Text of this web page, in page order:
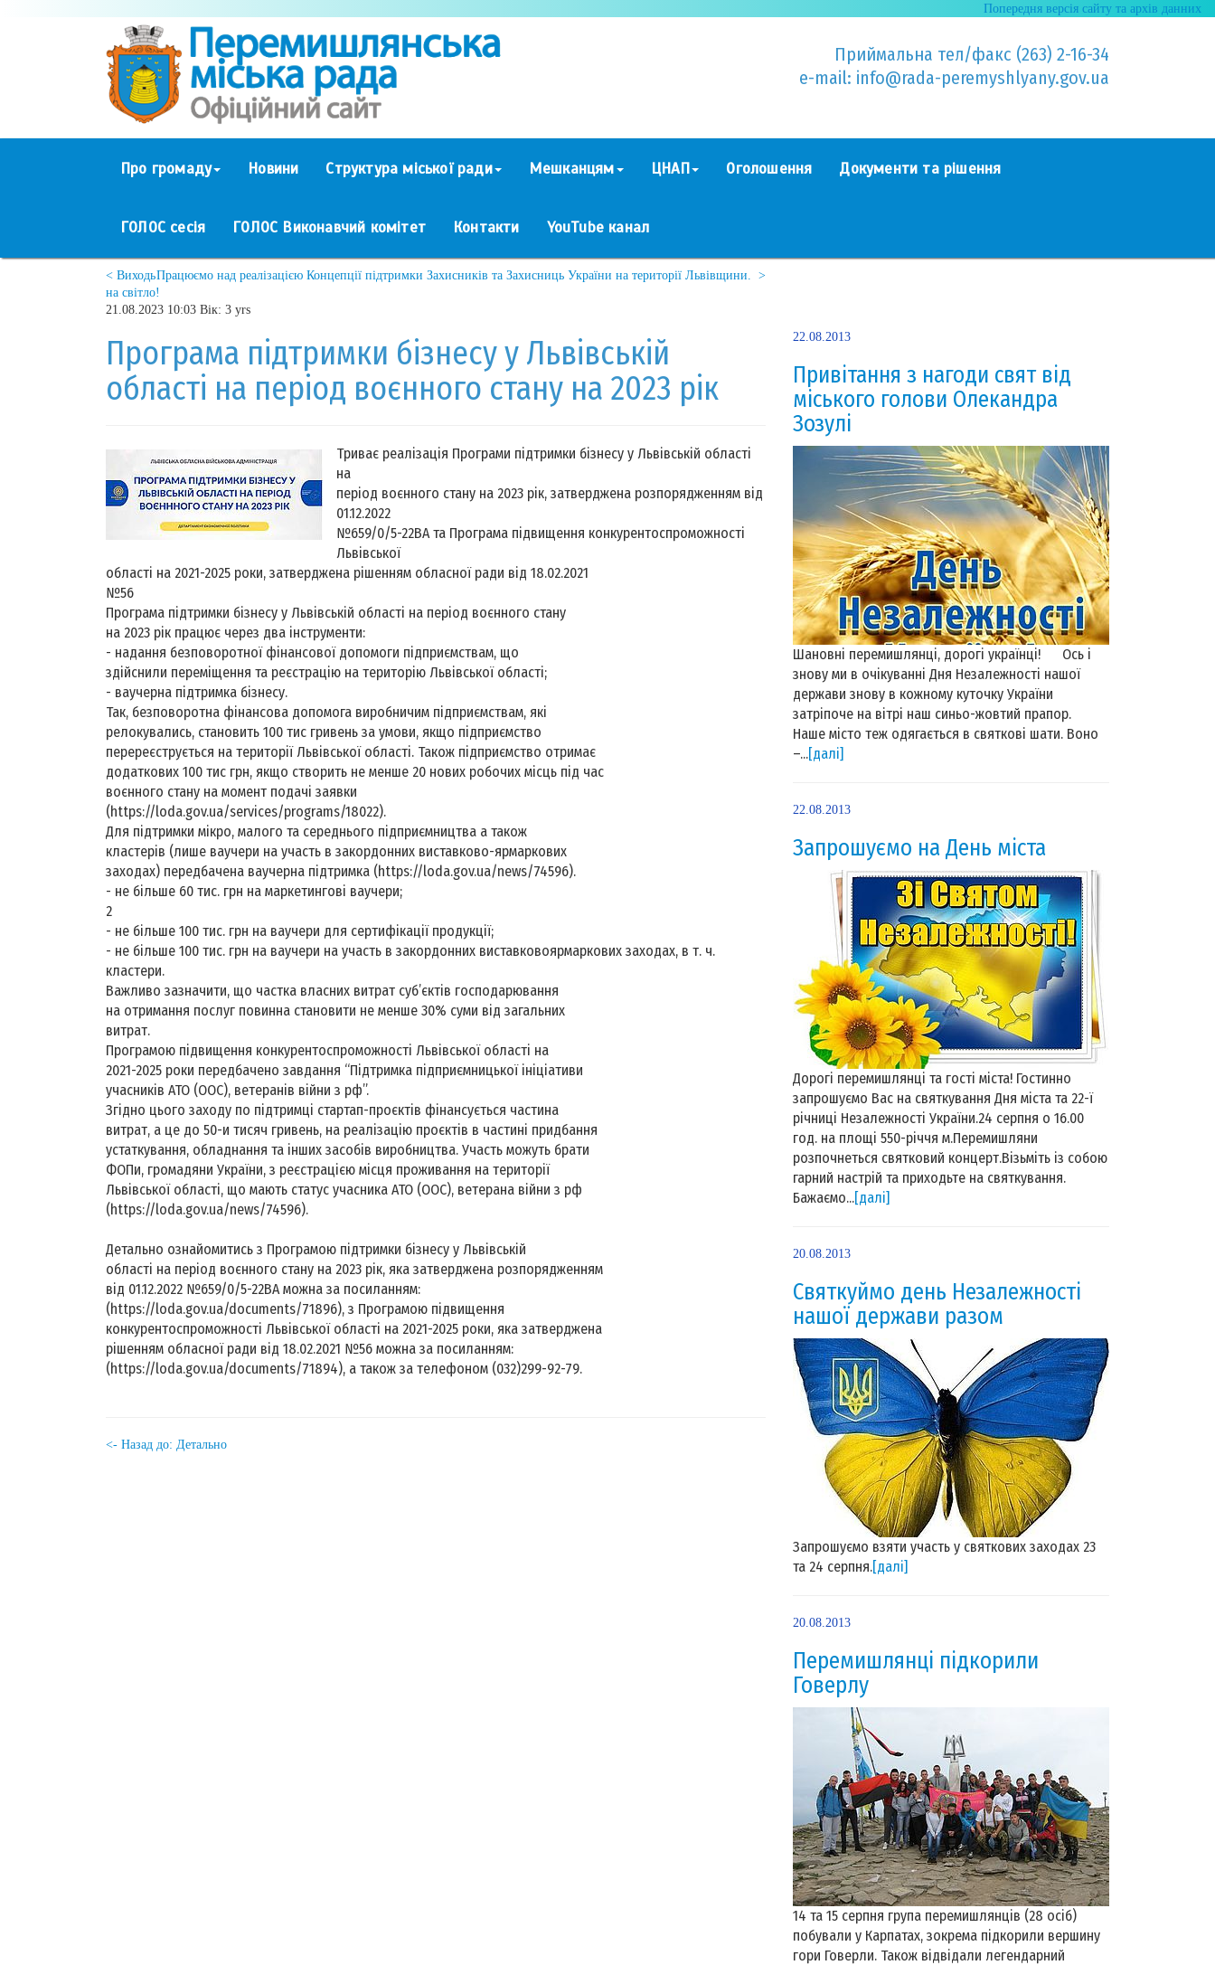
Попередня версія сайту та архів данних
Приймальна тел/факс (263) 2-16-34
e-mail: info@rada-peremyshlyany.gov.ua
Про громаду Новини Структура міської ради Мешканцям ЦНАП Оголошення Документи та рішення
ГОЛОС сесія ГОЛОС Виконавчий комітет Контакти YouTube канал
Працюємо над реалізацією Концепції підтримки Захисників та Захисниць України на території Львівщини. >
< Виходь
на світло!
21.08.2023 10:03 Вік: 3 yrs
Програма підтримки бізнесу у Львівській
області на період воєнного стану на 2023 рік
Триває реалізація Програми підтримки бізнесу у Львівській області
на
період воєнного стану на 2023 рік, затверджена розпорядженням від
01.12.2022
№659/0/5-22ВА та Програма підвищення конкурентоспроможності
Львівської
області на 2021-2025 роки, затверджена рішенням обласної ради від 18.02.2021
№56
Програма підтримки бізнесу у Львівській області на період воєнного стану
на 2023 рік працює через два інструменти:
- надання безповоротної фінансової допомоги підприємствам, що
здійснили переміщення та реєстрацію на територію Львівської області;
- ваучерна підтримка бізнесу.
Так, безповоротна фінансова допомога виробничим підприємствам, які
релокувались, становить 100 тис гривень за умови, якщо підприємство
перереєструється на території Львівської області. Також підприємство отримає
додаткових 100 тис грн, якщо створить не менше 20 нових робочих місць під час
воєнного стану на момент подачі заявки
(https://loda.gov.ua/services/programs/18022).
Для підтримки мікро, малого та середнього підприємництва а також
кластерів (лише ваучери на участь в закордонних виставково-ярмаркових
заходах) передбачена ваучерна підтримка (https://loda.gov.ua/news/74596).
- не більше 60 тис. грн на маркетингові ваучери;
2
- не більше 100 тис. грн на ваучери для сертифікації продукції;
- не більше 100 тис. грн на ваучери на участь в закордонних виставковоярмаркових заходах, в т. ч.
кластери.
Важливо зазначити, що частка власних витрат суб’єктів господарювання
на отримання послуг повинна становити не менше 30% суми від загальних
витрат.
Програмою підвищення конкурентоспроможності Львівської області на
2021-2025 роки передбачено завдання “Підтримка підприємницької ініціативи
учасників АТО (ООС), ветеранів війни з рф”.
Згідно цього заходу по підтримці стартап-проєктів фінансується частина
витрат, а це до 50-и тисяч гривень, на реалізацію проєктів в частині придбання
устаткування, обладнання та інших засобів виробництва. Участь можуть брати
ФОПи, громадяни України, з реєстрацією місця проживання на території
Львівської області, що мають статус учасника АТО (ООС), ветерана війни з рф
(https://loda.gov.ua/news/74596).
Детально ознайомитись з Програмою підтримки бізнесу у Львівській
області на період воєнного стану на 2023 рік, яка затверджена розпорядженням
від 01.12.2022 №659/0/5-22ВА можна за посиланням:
(https://loda.gov.ua/documents/71896), з Програмою підвищення
конкурентоспроможності Львівської області на 2021-2025 роки, яка затверджена
рішенням обласної ради від 18.02.2021 №56 можна за посиланням:
(https://loda.gov.ua/documents/71894), а також за телефоном (032)299-92-79.
<- Назад до: Детально
22.08.2013
Привітання з нагоди свят від
міського голови Олекандра
Зозулі
Шановні перемишлянці, дорогі українці! Ось і
знову ми в очікуванні Дня Незалежності нашої
держави знову в кожному куточку України
затріпоче на вітрі наш синьо-жовтий прапор.
Наше місто теж одягається в святкові шати. Воно
–...[далі]
22.08.2013
Запрошуємо на День міста
Дорогі перемишлянці та гості міста! Гостинно
запрошуємо Вас на святкування Дня міста та 22-ї
річниці Незалежності України.24 серпня о 16.00
год. на площі 550-річчя м.Перемишляни
розпочнеться святковий концерт.Візьміть із собою
гарний настрій та приходьте на святкування.
Бажаємо...[далі]
20.08.2013
Святкуймо день Незалежності
нашої держави разом
Запрошуємо взяти участь у святкових заходах 23
та 24 серпня.[далі]
20.08.2013
Перемишлянці підкорили
Говерлу
14 та 15 серпня група перемишлянців (28 осіб)
побували у Карпатах, зокрема підкорили вершину
гори Говерли. Також відвідали легендарний